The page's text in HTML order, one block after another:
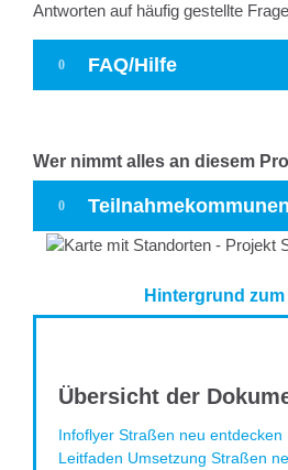
Antworten auf häufig gestellte
FAQ/Hilfe
Wer nimmt alles an diesem
Teilnahmekommunen
Hintergrund
Übersicht der
Infoflyer Straßen neu entdecken
Leitfaden Umsetzung Straßen